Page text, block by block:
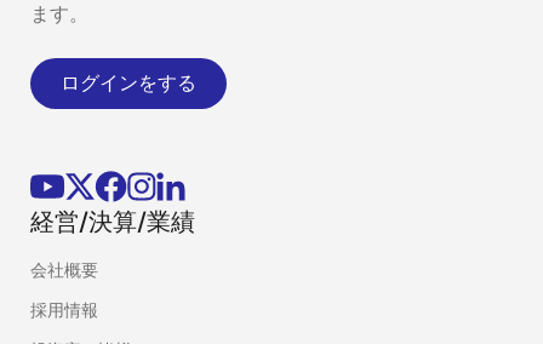
ます。
ログインをする
経営/決算/業績
会社概要
採用情報